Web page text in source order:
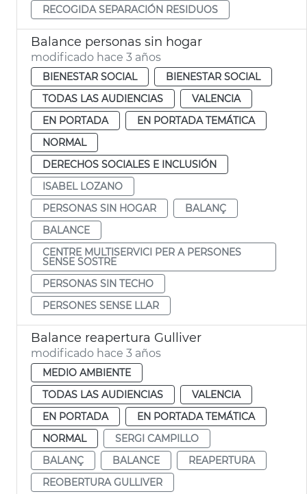
RECOGIDA SEPARACIÓN RESIDUOS
Balance personas sin hogar
modificado hace 3 años
BIENESTAR SOCIAL
BIENESTAR SOCIAL
TODAS LAS AUDIENCIAS
VALENCIA
EN PORTADA
EN PORTADA TEMÁTICA
NORMAL
DERECHOS SOCIALES E INCLUSIÓN
ISABEL LOZANO
PERSONAS SIN HOGAR
BALANÇ
BALANCE
CENTRE MULTISERVICI PER A PERSONES
SENSE SOSTRE
PERSONAS SIN TECHO
PERSONES SENSE LLAR
Balance reapertura Gulliver
modificado hace 3 años
MEDIO AMBIENTE
TODAS LAS AUDIENCIAS
VALENCIA
EN PORTADA
EN PORTADA TEMÁTICA
NORMAL
SERGI CAMPILLO
BALANÇ
BALANCE
REAPERTURA
REOBERTURA GULLIVER